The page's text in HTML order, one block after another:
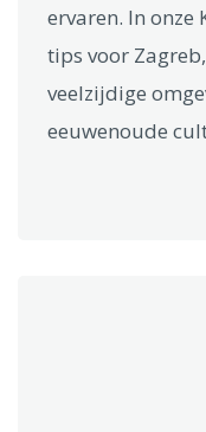
ervaren. In onze
tips voor
veelzijdige
eeuwenoude